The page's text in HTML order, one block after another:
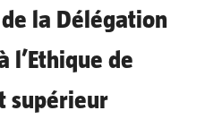
la Délégation
l’Ethique de
supérieur